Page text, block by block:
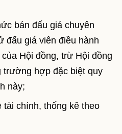
bán đấu giá chuyên
đấu giá viên điều hành
Hội đồng, trừ Hội đồng
trường hợp đặc biệt quy
này;
chính, thống kê theo